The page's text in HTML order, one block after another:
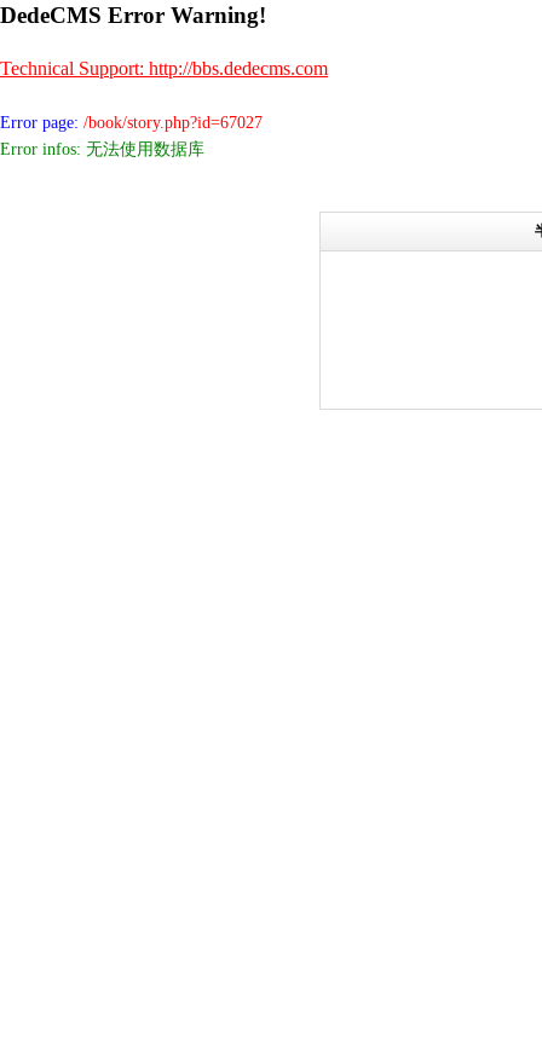
DedeCMS Error Warning!
Technical Support: http://bbs.dedecms.com
Error page: /book/story.php?id=67027
Error infos: 无法使用数据库